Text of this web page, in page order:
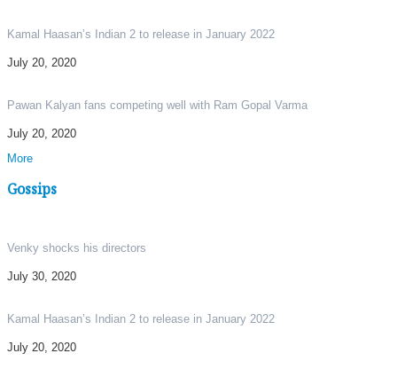
Kamal Haasan’s Indian 2 to release in January 2022
July 20, 2020
Pawan Kalyan fans competing well with Ram Gopal Varma
July 20, 2020
More
Gossips
Venky shocks his directors
July 30, 2020
Kamal Haasan’s Indian 2 to release in January 2022
July 20, 2020